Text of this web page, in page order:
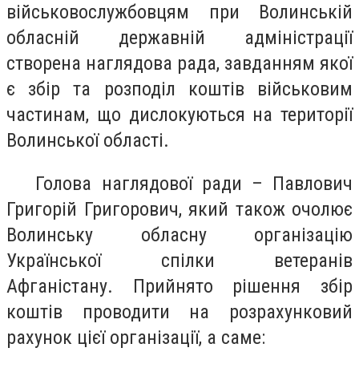
військовослужбовцям при Волинській
обласній державній адміністрації
створена наглядова рада, завданням якої
є збір та розподіл коштів військовим
частинам, що дислокуються на території
Волинської області.
Голова наглядової ради – Павлович
Григорій Григорович, який також очолює
Волинську обласну організацію
Української спілки ветеранів
Афганістану. Прийнято рішення збір
коштів проводити на розрахунковий
рахунок цієї організації, а саме: